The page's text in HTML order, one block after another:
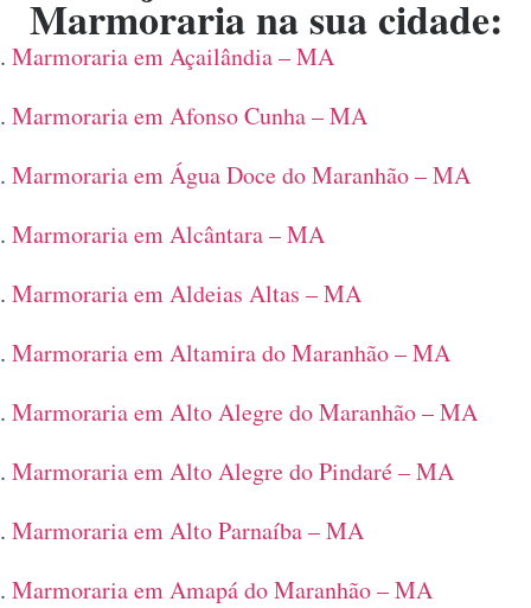
Marmoraria na sua cidade:
Marmoraria em Açailândia – MA
Marmoraria em Afonso Cunha – MA
Marmoraria em Água Doce do Maranhão – MA
Marmoraria em Alcântara – MA
Marmoraria em Aldeias Altas – MA
Marmoraria em Altamira do Maranhão – MA
Marmoraria em Alto Alegre do Maranhão – MA
Marmoraria em Alto Alegre do Pindaré – MA
Marmoraria em Alto Parnaíba – MA
Marmoraria em Amapá do Maranhão – MA